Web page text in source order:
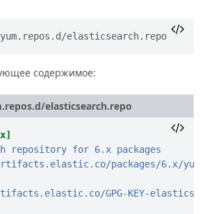
elasticsearch.repo
содержимое:
elasticsearch.repo
repository for 6.x packages
packages/6.x/yum
GPG-KEY-